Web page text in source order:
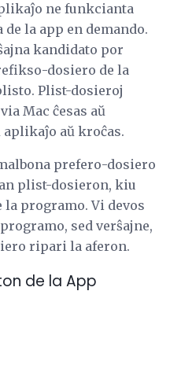
ne funkcianta
la app en demando.
kandidato por
dosiero de la
Plist-dosieroj
Mac ĉesas aŭ
aplikaĵo aŭ kroĉas.
prefero-dosiero
plist-dosieron, kiu
la programo. Vi devos
sed verŝajne,
ripari la aferon.
de la App